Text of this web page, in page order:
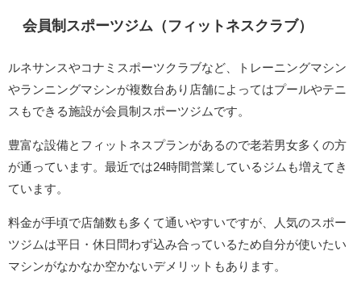
会員制スポーツジム（フィットネスクラブ）
ルネサンスやコナミスポーツクラブなど、トレーニングマシン
やランニングマシンが複数台あり店舗によってはプールやテニ
スもできる施設が会員制スポーツジムです。
豊富な設備とフィットネスプランがあるので老若男女多くの方
が通っています。最近では24時間営業しているジムも増えてき
ています。
料金が手頃で店舗数も多くて通いやすいですが、人気のスポー
ツジムは平日・休日問わず込み合っているため自分が使いたい
マシンがなかなか空かないデメリットもあります。